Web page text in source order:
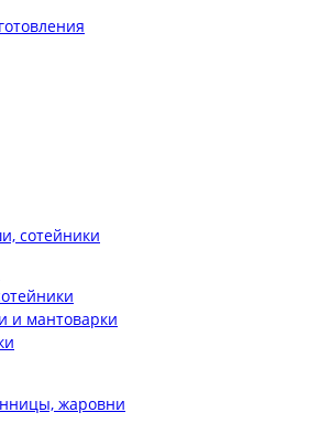
сотейники
и мантоварки
жаровни